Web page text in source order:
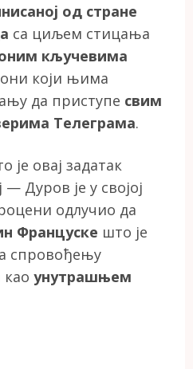
од стране
са циљем стицања
кључевима
који њима
да приступе свим
Телеграма.
је овај задатак
Дуров је у својој
одлучио да
Француске што је
спровођењу
унутрашњем